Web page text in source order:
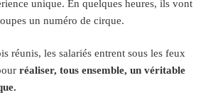
unique. En quelques heures, ils vont
un numéro de cirque.
réunis, les salariés entrent sous les feux
réaliser, tous ensemble, un véritable